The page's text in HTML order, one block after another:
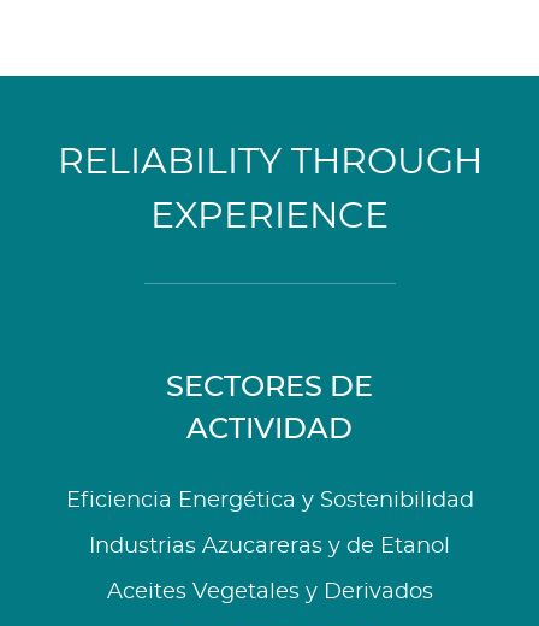
RELIABILITY THROUGH
EXPERIENCE
SECTORES DE
ACTIVIDAD
Eficiencia Energética y Sostenibilidad
Industrias Azucareras y de Etanol
Aceites Vegetales y Derivados